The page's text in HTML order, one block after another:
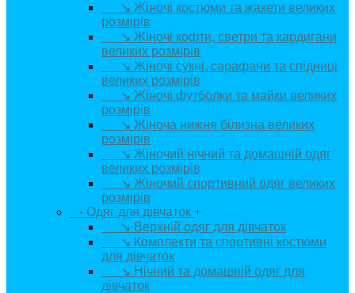
↘ Жіночі костюми та жакети великих
розмірів
↘ Жіночі кофти, светри та кардигани
великих розмірів
↘ Жіночі сукні, сарафани та спідниці
великих розмірів
↘ Жіночі футболки та майки великих
розмірів
↘ Жіноча нижня білизна великих
розмірів
↘ Жіночий нічний та домашній одяг
великих розмірів
↘ Жіночий спортивний одяг великих
розмірів
- Одяг для дівчаток +
↘ Верхній одяг для дівчаток
↘ Комплекти та спортивні костюми
для дівчаток
↘ Нічний та домашній одяг для
дівчаток